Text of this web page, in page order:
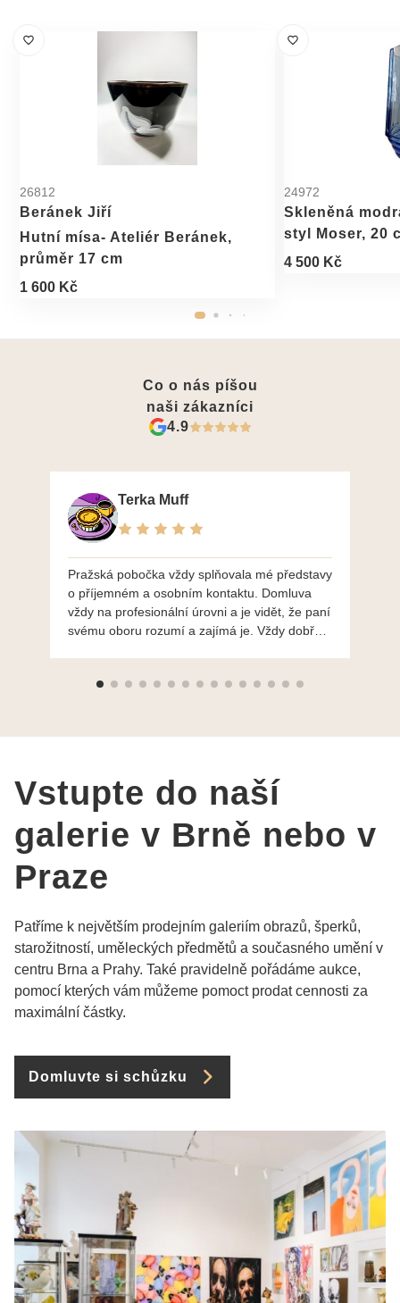
26812
Beránek Jiří
Hutní mísa- Ateliér Beránek,
průměr 17 cm
1 600 Kč
24972
Skleněná
styl Moser, 20
4 500 Kč
Co o nás píšou
naši zákazníci
4.9
Terka Muff
Pražská pobočka vždy splňovala mé představy
o příjemném a osobním kontaktu. Domluva
vždy na profesionální úrovni a je vidět, že paní
svému oboru rozumí a zajímá je. Vždy dobře a
výběru, jak už bylo napsáno - na požádání
Vstupte do naší
galerie v Brně nebo v
Praze
Patříme k největším prodejním galeriím obrazů, šperků,
starožitností, uměleckých předmětů a současného umění v
centru Brna a Prahy. Také pravidelně pořádáme aukce,
pomocí kterých vám můžeme pomoct prodat cennosti za
maximální částky.
Domluvte si schůzku